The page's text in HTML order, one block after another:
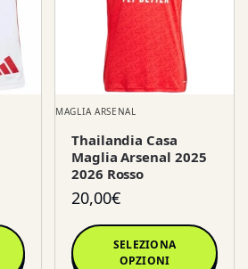
MAGLIA ARSENAL
Thailandia Casa
Maglia Arsenal 2025
2026 Rosso
20,00€
SELEZIONA
OPZIONI